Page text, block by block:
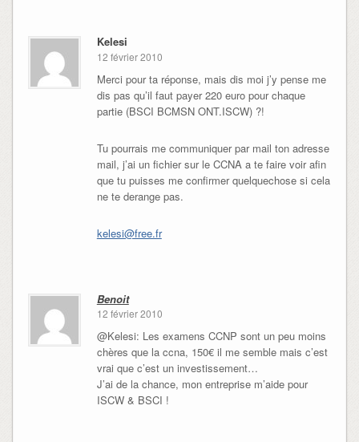
Kelesi
12 février 2010
Merci pour ta réponse, mais dis moi j’y pense me
dis pas qu’il faut payer 220 euro pour chaque
partie (BSCI BCMSN ONT.ISCW) ?!
Tu pourrais me communiquer par mail ton adresse
mail, j’ai un fichier sur le CCNA a te faire voir afin
que tu puisses me confirmer quelquechose si cela
ne te derange pas.
kelesi@free.fr
Benoit
12 février 2010
@Kelesi: Les examens CCNP sont un peu moins
chères que la ccna, 150€ il me semble mais c’est
vrai que c’est un investissement…
J’ai de la chance, mon entreprise m’aide pour
ISCW & BSCI !